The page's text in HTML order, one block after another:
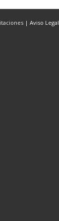
| Aviso Legal